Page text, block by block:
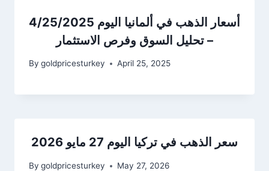
أسعار الذهب في ألمانيا اليوم 4/25/2025
– تحليل السوق وفرص الاستثمار
By goldpricesturkey April 25, 2025
سعر الذهب في تركيا اليوم 27 مايو 2026
By goldpricesturkey May 27, 2026